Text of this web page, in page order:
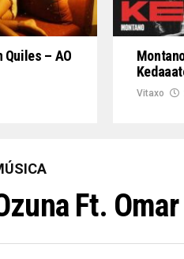
Quiles – AO
Vitaxo
Ft.